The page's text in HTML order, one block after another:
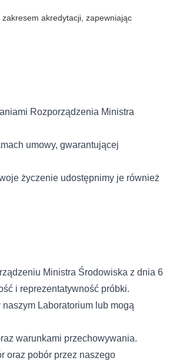
akredytacji, zapewniając
Rozporządzenia Ministra
umowy, gwarantującej
życzenie udostępnimy je również
Ministra Środowiska z dnia 6
i reprezentatywność próbki.
Laboratorium lub mogą
warunkami przechowywania.
oraz pobór przez naszego
się